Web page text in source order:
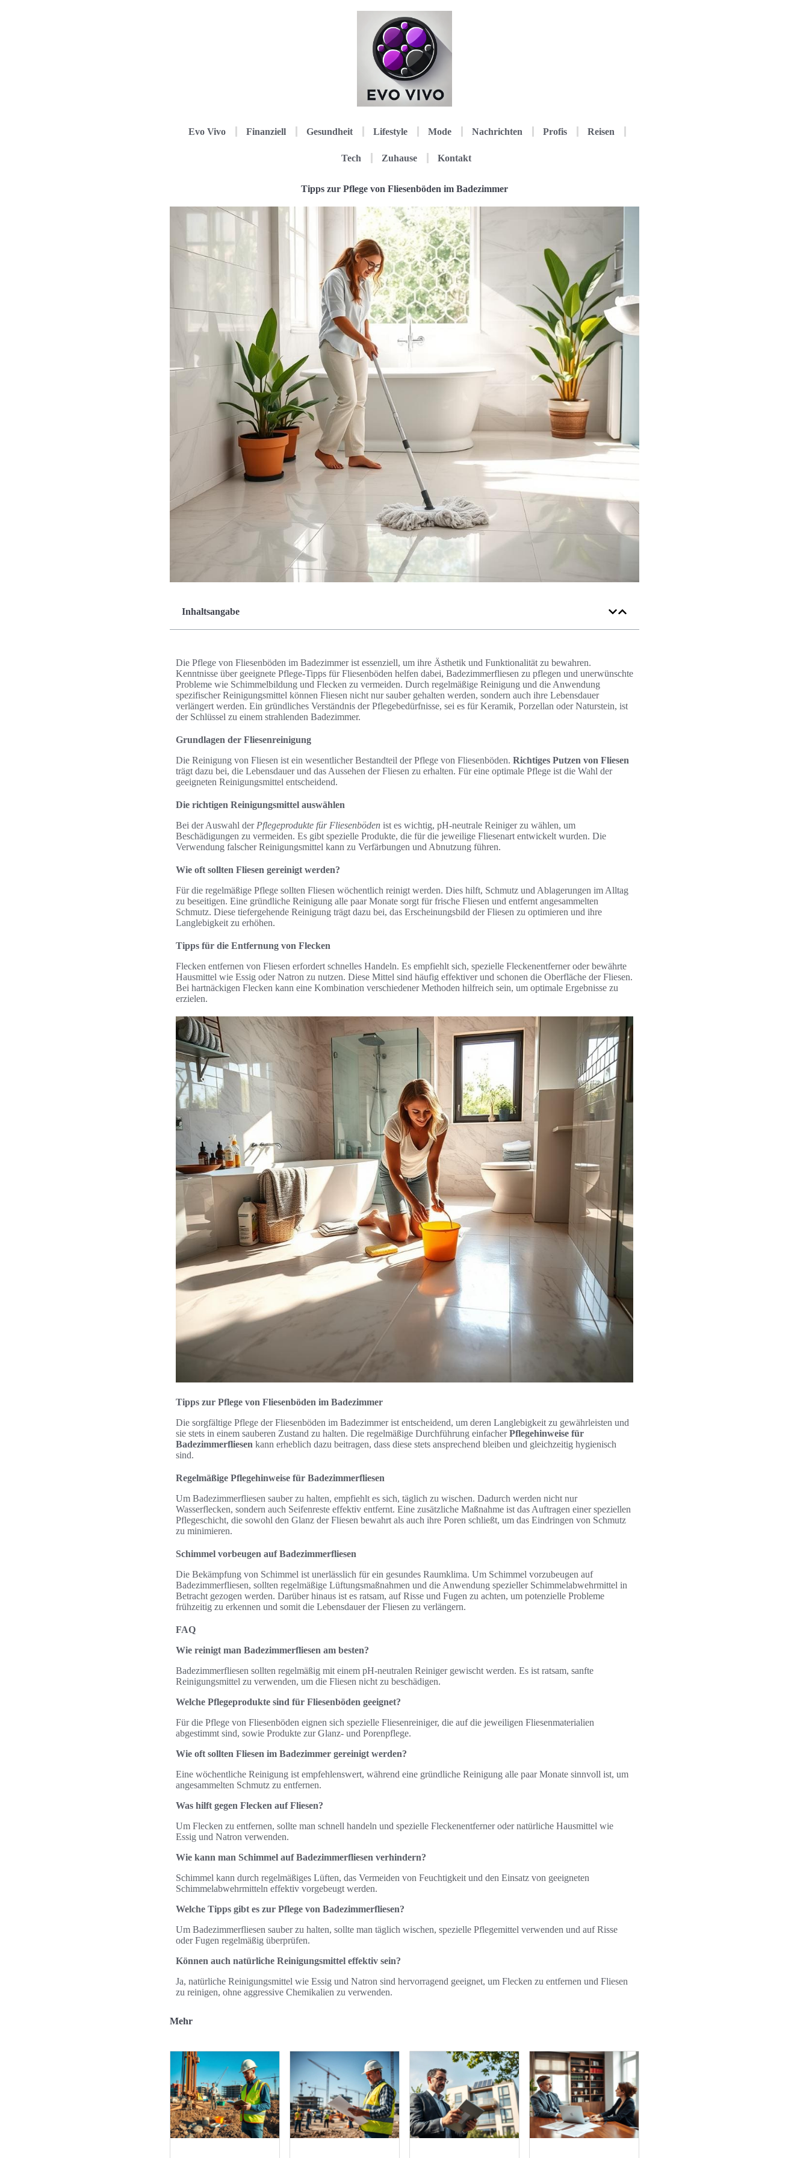
Evo Vivo Finanziell Gesundheit Lifestyle Mode Nachrichten Profis Reisen
Tech Zuhause Kontakt
Tipps zur Pflege von Fliesenböden im Badezimmer
Inhaltsangabe
Die Pflege von Fliesenböden im Badezimmer ist essenziell, um ihre Ästhetik und Funktionalität zu bewahren.
Kenntnisse über geeignete Pflege-Tipps für Fliesenböden helfen dabei, Badezimmerfliesen zu pflegen und unerwünschte
Probleme wie Schimmelbildung und Flecken zu vermeiden. Durch regelmäßige Reinigung und die Anwendung
spezifischer Reinigungsmittel können Fliesen nicht nur sauber gehalten werden, sondern auch ihre Lebensdauer
verlängert werden. Ein gründliches Verständnis der Pflegebedürfnisse, sei es für Keramik, Porzellan oder Naturstein, ist
der Schlüssel zu einem strahlenden Badezimmer.
Grundlagen der Fliesenreinigung
Die Reinigung von Fliesen ist ein wesentlicher Bestandteil der Pflege von Fliesenböden. Richtiges Putzen von Fliesen
trägt dazu bei, die Lebensdauer und das Aussehen der Fliesen zu erhalten. Für eine optimale Pflege ist die Wahl der
geeigneten Reinigungsmittel entscheidend.
Die richtigen Reinigungsmittel auswählen
Bei der Auswahl der Pflegeprodukte für Fliesenböden ist es wichtig, pH-neutrale Reiniger zu wählen, um
Beschädigungen zu vermeiden. Es gibt spezielle Produkte, die für die jeweilige Fliesenart entwickelt wurden. Die
Verwendung falscher Reinigungsmittel kann zu Verfärbungen und Abnutzung führen.
Wie oft sollten Fliesen gereinigt werden?
Für die regelmäßige Pflege sollten Fliesen wöchentlich reinigt werden. Dies hilft, Schmutz und Ablagerungen im Alltag
zu beseitigen. Eine gründliche Reinigung alle paar Monate sorgt für frische Fliesen und entfernt angesammelten
Schmutz. Diese tiefergehende Reinigung trägt dazu bei, das Erscheinungsbild der Fliesen zu optimieren und ihre
Langlebigkeit zu erhöhen.
Tipps für die Entfernung von Flecken
Flecken entfernen von Fliesen erfordert schnelles Handeln. Es empfiehlt sich, spezielle Fleckenentferner oder bewährte
Hausmittel wie Essig oder Natron zu nutzen. Diese Mittel sind häufig effektiver und schonen die Oberfläche der Fliesen.
Bei hartnäckigen Flecken kann eine Kombination verschiedener Methoden hilfreich sein, um optimale Ergebnisse zu
erzielen.
Tipps zur Pflege von Fliesenböden im Badezimmer
Die sorgfältige Pflege der Fliesenböden im Badezimmer ist entscheidend, um deren Langlebigkeit zu gewährleisten und
sie stets in einem sauberen Zustand zu halten. Die regelmäßige Durchführung einfacherPflegehinweise für
Badezimmerfliesen kann erheblich dazu beitragen, dass diese stets ansprechend bleiben und gleichzeitig hygienisch
sind.
Regelmäßige Pflegehinweise für Badezimmerfliesen
Um Badezimmerfliesen sauber zu halten, empfiehlt es sich, täglich zu wischen. Dadurch werden nicht nur
Wasserflecken, sondern auch Seifenreste effektiv entfernt. Eine zusätzliche Maßnahme ist das Auftragen einer speziellen
Pflegeschicht, die sowohl den Glanz der Fliesen bewahrt als auch ihre Poren schließt, um das Eindringen von Schmutz
zu minimieren.
Schimmel vorbeugen auf Badezimmerfliesen
Die Bekämpfung von Schimmel ist unerlässlich für ein gesundes Raumklima. Um Schimmel vorzubeugen auf
Badezimmerfliesen, sollten regelmäßige Lüftungsmaßnahmen und die Anwendung spezieller Schimmelabwehrmittel in
Betracht gezogen werden. Darüber hinaus ist es ratsam, auf Risse und Fugen zu achten, um potenzielle Probleme
frühzeitig zu erkennen und somit die Lebensdauer der Fliesen zu verlängern.
FAQ
Wie reinigt man Badezimmerfliesen am besten?
Badezimmerfliesen sollten regelmäßig mit einem pH-neutralen Reiniger gewischt werden. Es ist ratsam, sanfte
Reinigungsmittel zu verwenden, um die Fliesen nicht zu beschädigen.
Welche Pflegeprodukte sind für Fliesenböden geeignet?
Für die Pflege von Fliesenböden eignen sich spezielle Fliesenreiniger, die auf die jeweiligen Fliesenmaterialien
abgestimmt sind, sowie Produkte zur Glanz- und Porenpflege.
Wie oft sollten Fliesen im Badezimmer gereinigt werden?
Eine wöchentliche Reinigung ist empfehlenswert, während eine gründliche Reinigung alle paar Monate sinnvoll ist, um
angesammelten Schmutz zu entfernen.
Was hilft gegen Flecken auf Fliesen?
Um Flecken zu entfernen, sollte man schnell handeln und spezielle Fleckenentferner oder natürliche Hausmittel wie
Essig und Natron verwenden.
Wie kann man Schimmel auf Badezimmerfliesen verhindern?
Schimmel kann durch regelmäßiges Lüften, das Vermeiden von Feuchtigkeit und den Einsatz von geeigneten
Schimmelabwehrmitteln effektiv vorgebeugt werden.
Welche Tipps gibt es zur Pflege von Badezimmerfliesen?
Um Badezimmerfliesen sauber zu halten, sollte man täglich wischen, spezielle Pflegemittel verwenden und auf Risse
oder Fugen regelmäßig überprüfen.
Können auch natürliche Reinigungsmittel effektiv sein?
Ja, natürliche Reinigungsmittel wie Essig und Natron sind hervorragend geeignet, um Flecken zu entfernen und Fliesen
zu reinigen, ohne aggressive Chemikalien zu verwenden.
Mehr